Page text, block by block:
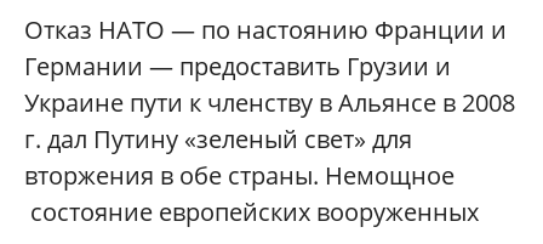
Отказ НАТО — по настоянию Франции и
Германии — предоставить Грузии и
Украине пути к членству в Альянсе в 2008
г. дал Путину «зеленый свет» для
вторжения в обе страны. Немощное
состояние европейских вооруженных